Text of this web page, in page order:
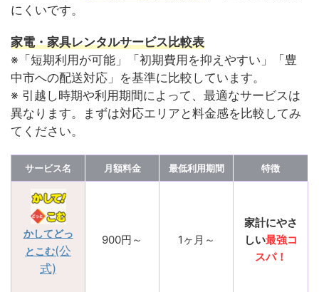
にくいです。
家電・家具レンタルサービス比較表
※「短期利用が可能」「初期費用を抑えやすい」「豊
中市への配送対応」を基準に比較しています。
※ 引越し時期や利用期間によって、最適なサービスは
異なります。まずは対応エリアと料金感を比較してみ
てください。
サービス名 月額料金 最低利用期間 特徴
かしてどっ
とこむ(公
式)
900円～ 1ヶ月～
家計にやさ
しい最強コ
スパ！